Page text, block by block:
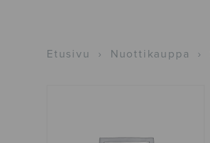
Etusivu › Nuottikauppa ›